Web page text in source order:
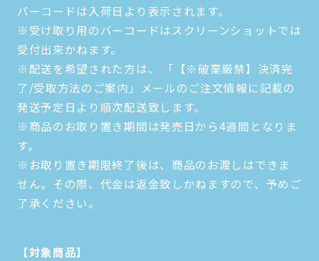
バーコードは入荷日より表示されます。
※受け取り用のバーコードはスクリーンショットでは
受付出来かねます。
※配送を希望された方は、 「【※破棄厳禁】決済完
了/受取方法のご案内」メールのご注文情報に記載の
発送予定日より順次配送致します。
※商品のお取り置き期間は発売日から4週間となりま
す。
※お取り置き期限終了後は、商品のお渡しはできま
せん。その際、代金は返金致しかねますので、予めご
了承ください。
【対象商品】